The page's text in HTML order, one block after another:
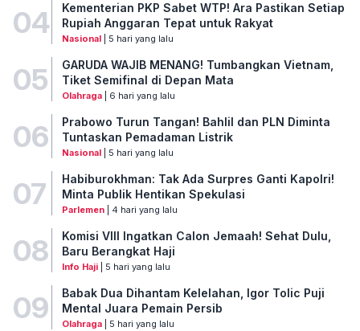
04
Kementerian PKP Sabet WTP! Ara Pastikan Setiap
Rupiah Anggaran Tepat untuk Rakyat
Nasional| 5 hari yang lalu
05
GARUDA WAJIB MENANG! Tumbangkan Vietnam,
Tiket Semifinal di Depan Mata
Olahraga| 6 hari yang lalu
06
Prabowo Turun Tangan! Bahlil dan PLN Diminta
Tuntaskan Pemadaman Listrik
Nasional| 5 hari yang lalu
07
Habiburokhman: Tak Ada Surpres Ganti Kapolri!
Minta Publik Hentikan Spekulasi
Parlemen| 4 hari yang lalu
08
Komisi VIII Ingatkan Calon Jemaah! Sehat Dulu,
Baru Berangkat Haji
Info Haji| 5 hari yang lalu
09
Babak Dua Dihantam Kelelahan, Igor Tolic Puji
Mental Juara Pemain Persib
Olahraga| 5 hari yang lalu